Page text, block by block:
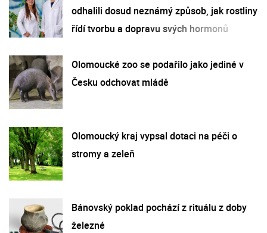
odhalili dosud neznámý způsob, jak rostliny
řídí tvorbu a dopravu svých hormonů
Olomoucké zoo se podařilo jako jediné v
Česku odchovat mládě
Olomoucký kraj vypsal dotaci na péči o
stromy a zeleň
Bánovský poklad pochází z rituálu z doby
železné